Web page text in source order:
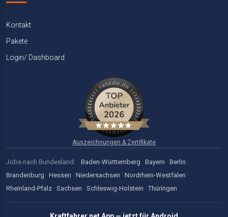
Kontakt
Pakete
Login/ Dashboard
Auszeichnungen & Zertifikate
Jobs nach Bundesland: Baden-Württemberg · Bayern · Berlin ·
Brandenburg · Hessen · Niedersachsen · Nordrhein-Westfalen ·
Rheinland-Pfalz · Sachsen · Schleswig-Holstein · Thüringen